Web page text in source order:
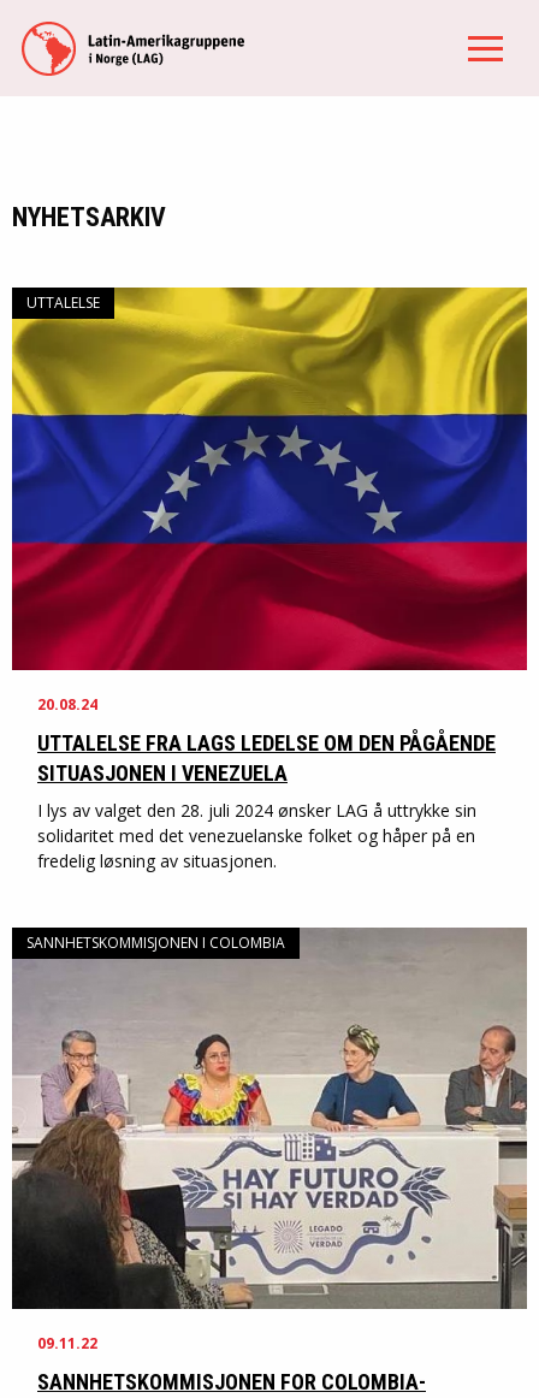
NYHETSARKIV
UTTALELSE
20.08.24
UTTALELSE FRA LAGS LEDELSE OM DEN PÅGÅENDE
SITUASJONEN I VENEZUELA
I lys av valget den 28. juli 2024 ønsker LAG å uttrykke sin
solidaritet med det venezuelanske folket og håper på en
fredelig løsning av situasjonen.
SANNHETSKOMMISJONEN I COLOMBIA
09.11.22
SANNHETSKOMMISJONEN FOR COLOMBIA-